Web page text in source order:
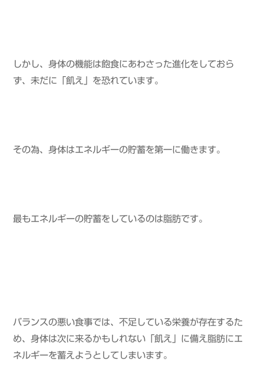
しかし、身体の機能は飽食にあわさった進化をしておら
ず、未だに「飢え」を恐れています。
その為、身体はエネルギーの貯蓄を第一に働きます。
最もエネルギーの貯蓄をしているのは脂肪です。
バランスの悪い食事では、不足している栄養が存在するた
め、身体は次に来るかもしれない「飢え」に備え脂肪にエ
ネルギーを蓄えようとしてしまいます。